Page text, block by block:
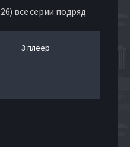
все серии подряд
3 плеер